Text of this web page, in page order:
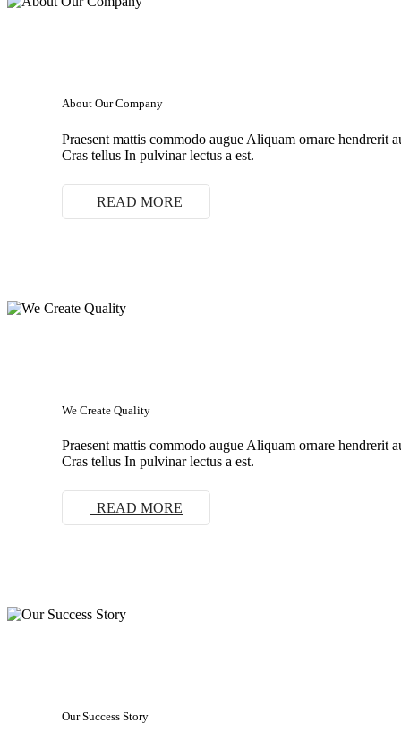
About Our Company
Praesent mattis commodo augue Aliquam ornare hendrerit
Cras tellus In pulvinar lectus a est.
READ MORE
We Create Quality
Praesent mattis commodo augue Aliquam ornare hendrerit
Cras tellus In pulvinar lectus a est.
READ MORE
Our Success Story